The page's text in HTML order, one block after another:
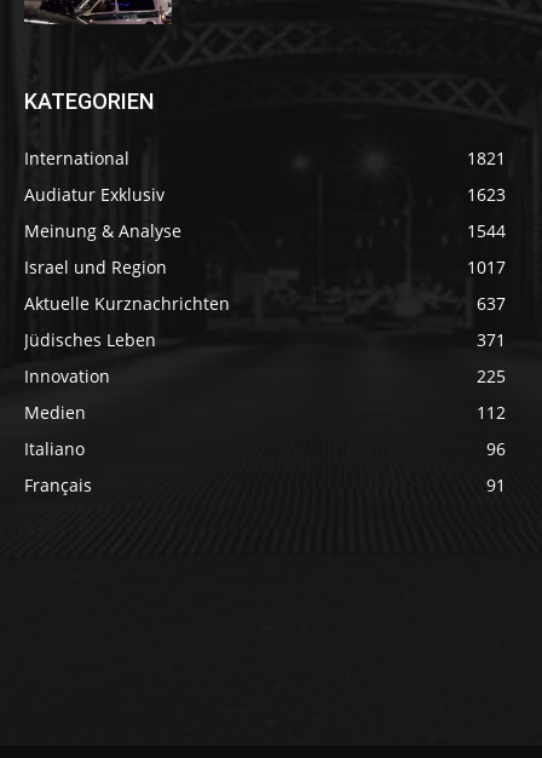
KATEGORIEN
International
1821
Audiatur Exklusiv
1623
Meinung & Analyse
1544
Israel und Region
1017
Aktuelle Kurznachrichten
637
Jüdisches Leben
371
Innovation
225
Medien
112
Italiano
96
Français
91